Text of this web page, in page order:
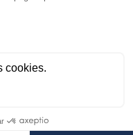
Légales|Politique